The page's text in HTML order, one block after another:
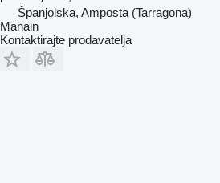
Španjolska, Amposta (Tarragona)
Manain
Kontaktirajte prodavatelja